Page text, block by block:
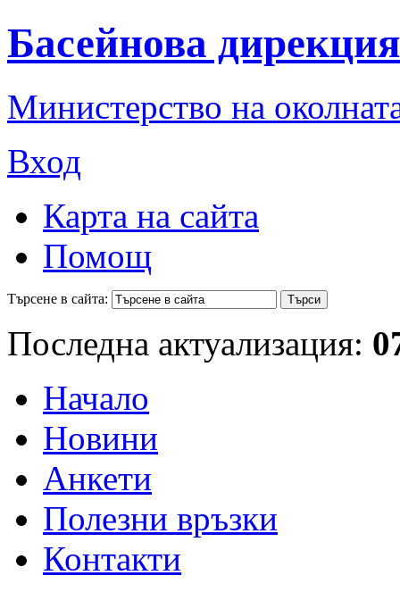
Басейнова
Министерство на
Вход
Карта на сайта
Помощ
Търсене в сайта:
Последна актуализация:
Начало
Новини
Анкети
Полезни връзки
Контакти